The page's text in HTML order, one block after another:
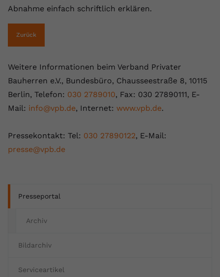
Presseportal
Archiv
Bildarchiv
Serviceartikel
Abnahme einfach schriftlich erklären.
Zurück
Weitere Informationen beim Verband Privater
Bauherren e.V., Bundesbüro, Chausseestraße 8, 10115
Berlin, Telefon: 030 2789010, Fax: 030 27890111, E-
Mail: info@vpb.de, Internet: www.vpb.de.
Pressekontakt: Tel: 030 27890122, E-Mail:
presse@vpb.de